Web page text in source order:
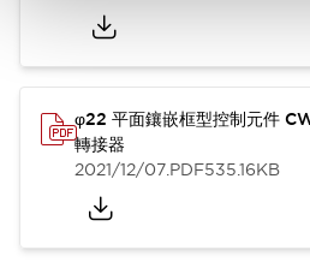
φ22 平面鑲嵌框型控制元件
轉接器
2021/12/07.PDF535.16KB